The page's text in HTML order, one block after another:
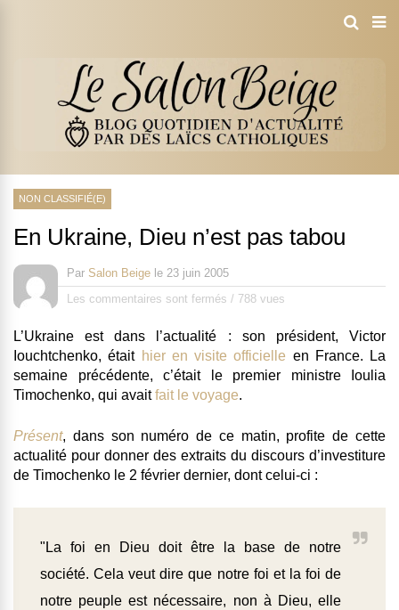
NON CLASSIFIÉ(E)
En Ukraine, Dieu n’est pas tabou
Par Salon Beige le 23 juin 2005
Les commentaires sont fermés / 788 vues
L’Ukraine est dans l’actualité : son président, Victor
Iouchtchenko, était hier en visite officielle en France. La
semaine précédente, c’était le premier ministre Ioulia
Timochenko, qui avaitfait le voyage.
Présent, dans son numéro de ce matin, profite de cette
actualité pour donner des extraits du discours d’investiture
de Timochenko le 2 février dernier, dont celui-ci :
"La foi en Dieu doit être la base de notre
société. Cela veut dire que notre foi et la foi de
notre peuple est nécessaire, non à Dieu, elle